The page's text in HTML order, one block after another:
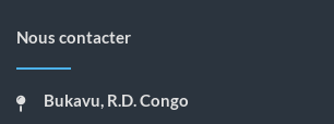
Nous contacter
Bukavu, R.D. Congo